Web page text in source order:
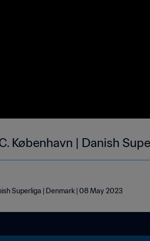
København | Danish
Superliga | Denmark | 08 May 2023